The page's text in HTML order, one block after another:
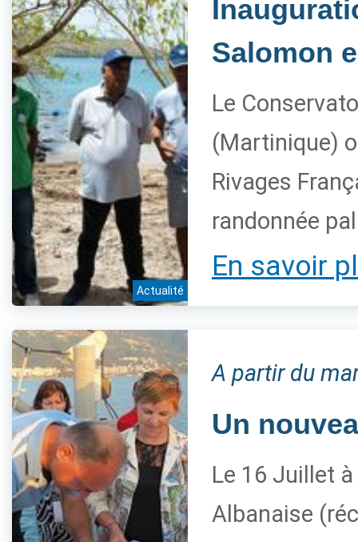
Actualité
Salomon
Le
(Martinique)
Rivages
randonnée
En savoir
A partir du
Un
Le 16 Juillet
Albanaise